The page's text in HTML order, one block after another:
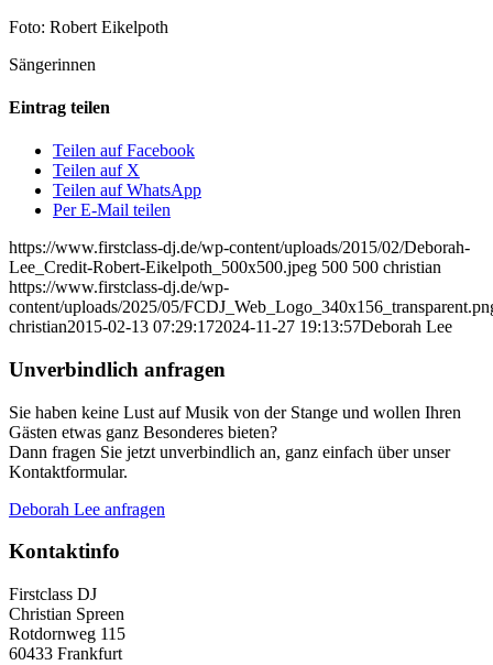
Foto: Robert Eikelpoth
Sängerinnen
Eintrag teilen
Teilen auf Facebook
Teilen auf X
Teilen auf WhatsApp
Per E-Mail teilen
https://www.firstclass-dj.de/wp-content/uploads/2015/02/Deborah-
Lee_Credit-Robert-Eikelpoth_500x500.jpeg 500 500 christian
https://www.firstclass-dj.de/wp-
content/uploads/2025/05/
christian2015-02-13 07:29:172024-11-27 19:13:57Deborah Lee
Unverbindlich anfragen
Sie haben keine Lust auf Musik von der Stange und wollen Ihren
Gästen etwas ganz Besonderes bieten?
Dann fragen Sie jetzt unverbindlich an, ganz einfach über unser
Kontaktformular.
Deborah Lee anfragen
Kontaktinfo
Firstclass DJ
Christian Spreen
Rotdornweg 115
60433 Frankfurt